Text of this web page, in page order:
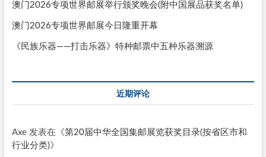
澳门2026专项世界邮展举行颁奖晚会(附中国展品获奖名单)
澳门2026专项世界邮展今日隆重开幕
《民族乐器——打击乐器》特种邮票中五种乐器溯源
近期评论
Axe发表在《第20届中华全国集邮展览获奖目录(按省区市和
行业分类)》